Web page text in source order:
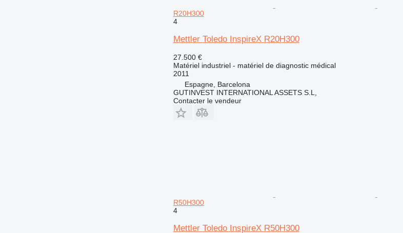
R20H300
4
Mettler Toledo InspireX R20H300
27.500 €
Matériel industriel - matériel de diagnostic médical
2011
Espagne, Barcelona
GUTINVEST INTERNATIONAL ASSETS S.L,
Contacter le vendeur
R50H300
4
Mettler Toledo InspireX R50H300